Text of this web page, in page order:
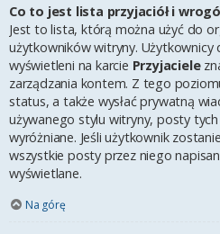
Co to jest lista przyjaciół i
Jest to lista, którą można użyć do
użytkowników witryny. Użytkownicy
wyświetleni na karcie Przyjaciele
zarządzania kontem. Z tego
status, a także wysłać prywatną
używanego stylu witryny, posty
wyróżniane. Jeśli użytkownik
wszystkie posty przez niego
wyświetlane.
Na górę